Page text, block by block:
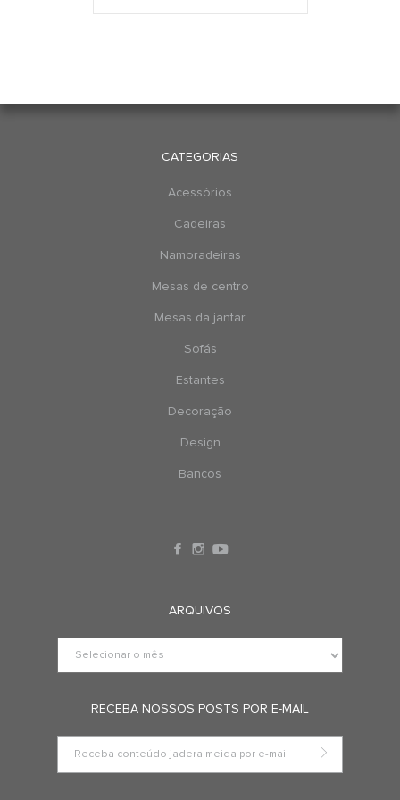
CATEGORIAS
Acessórios
Cadeiras
Namoradeiras
Mesas de centro
Mesas da jantar
Sofás
Estantes
Decoração
Design
Bancos
ARQUIVOS
RECEBA NOSSOS POSTS POR E-MAIL